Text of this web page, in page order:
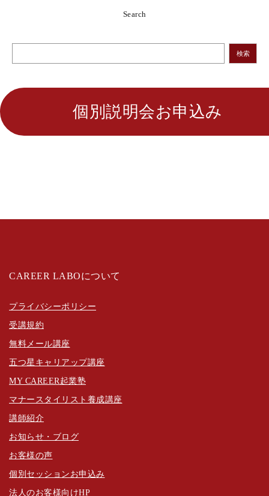
Search
検索
個別説明会お申込み
CAREER LABOについて
プライバシーポリシー
受講規約
無料メール講座
五つ星キャリアップ講座
MY CAREER起業塾
マナースタイリスト養成講座
講師紹介
お知らせ・ブログ
お客様の声
個別セッションお申込み
法人のお客様向けHP